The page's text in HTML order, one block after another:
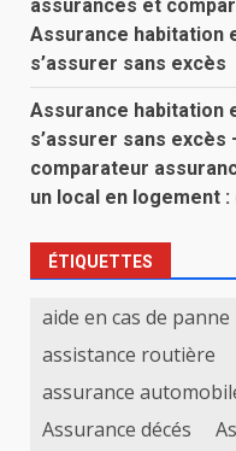
assurances et
Assurance habitation
s’assurer sans excès
Assurance habitation
s’assurer sans excès
comparateur
un local en logement
ÉTIQUETTES
aide en cas de panne
assistance routière
assurance
Assurance décés